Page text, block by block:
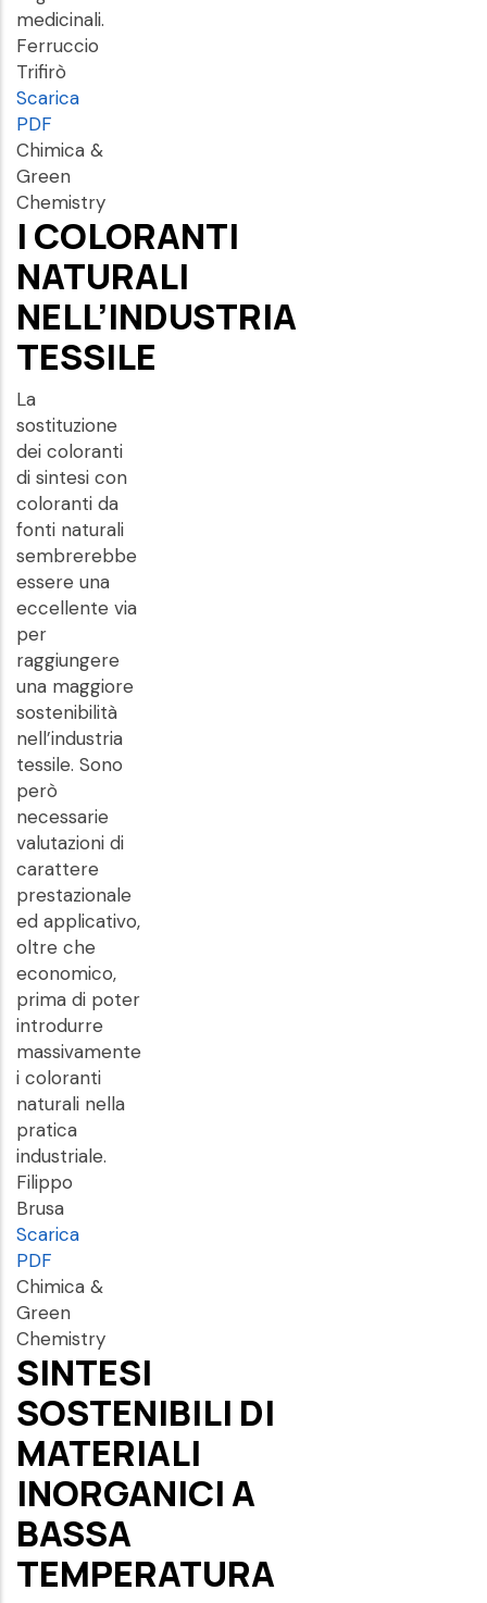
medicinali.
Ferruccio
Trifirò
Scarica
PDF
Chimica &
Green
Chemistry
I COLORANTI
NATURALI
NELL’INDUSTRIA
TESSILE
La
sostituzione
dei coloranti
di sintesi con
coloranti da
fonti naturali
sembrerebbe
essere una
eccellente via
per
raggiungere
una maggiore
sostenibilità
nell’industria
tessile. Sono
però
necessarie
valutazioni di
carattere
prestazionale
ed applicativo,
oltre che
economico,
prima di poter
introdurre
massivamente
i coloranti
naturali nella
pratica
industriale.
Filippo
Brusa
Scarica
PDF
Chimica &
Green
Chemistry
SINTESI
SOSTENIBILI DI
MATERIALI
INORGANICI A
BASSA
TEMPERATURA